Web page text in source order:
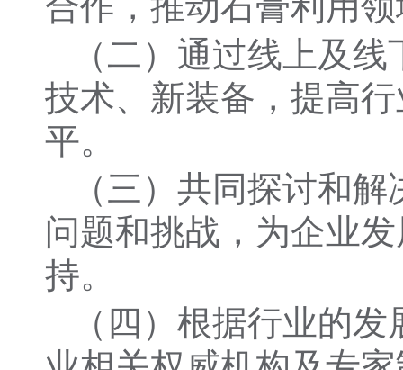
（二）通过线上及
技术、新装备，提高
平。
（三）共同探讨和
问题和挑战，为企业
持。
（四）根据行业的